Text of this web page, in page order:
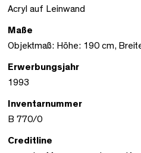
Acryl auf Leinwand
Maße
Objektmaß: Höhe: 190 cm,
Erwerbungsjahr
1993
Inventarnummer
B 770/0
Creditline